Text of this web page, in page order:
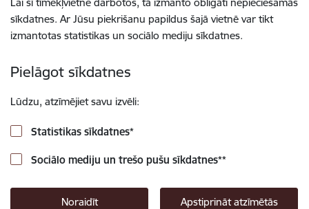
sīkdatnes. Ar Jūsu piekrišanu papildus šajā vietnē var tikt
izmantotas statistikas un sociālo mediju sīkdatnes.
Pielāgot sīkdatnes
Lūdzu, atzīmējiet savu izvēli:
Statistikas sīkdatnes*
Sociālo mediju un trešo pušu sīkdatnes**
Noraidīt Apstiprināt atzīmētās